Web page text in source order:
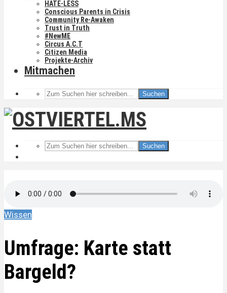
HATE-LESS
Conscious Parents in Crisis
Community Re-Awaken
Trust in Truth
#NewME
Circus A.C.T
Citizen Media
Projekte-Archiv
Mitmachen
Suchen
Suchen
Wissen
Umfrage: Karte statt
Bargeld?